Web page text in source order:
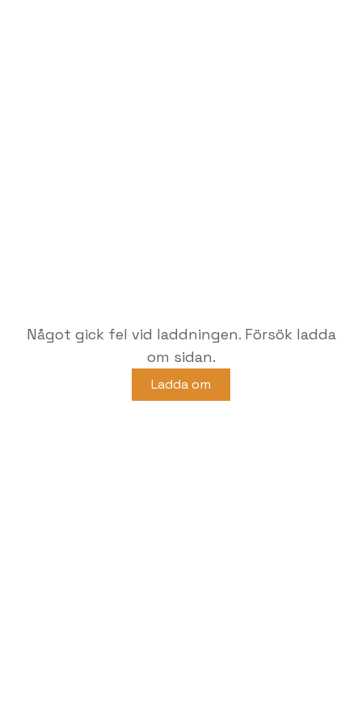
Något gick fel vid laddningen. Försök ladda
om sidan.
Ladda om